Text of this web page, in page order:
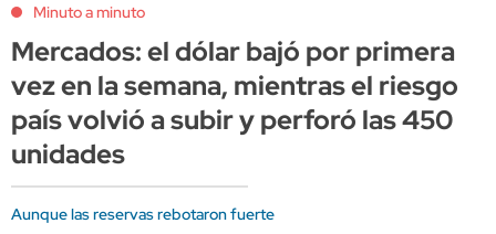
Minuto a minuto
Mercados: el dólar bajó por primera
vez en la semana, mientras el riesgo
país volvió a subir y perforó las 450
unidades
Aunque las reservas rebotaron fuerte